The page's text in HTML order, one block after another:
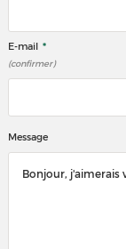
E-mail *
(confirmer)
Message